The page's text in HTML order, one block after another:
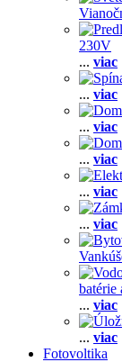
230V
... viac
... viac
... viac
... viac
... viac
... viac
batérie
... viac
... viac
Fotovoltika